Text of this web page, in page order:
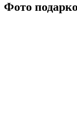
Фото